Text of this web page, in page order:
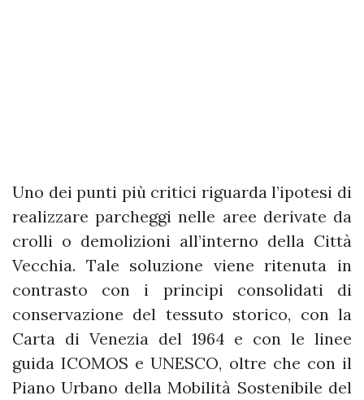
Uno dei punti più critici riguarda l’ipotesi di
realizzare parcheggi nelle aree derivate da
crolli o demolizioni all’interno della Città
Vecchia. Tale soluzione viene ritenuta in
contrasto con i principi consolidati di
conservazione del tessuto storico, con la
Carta di Venezia del 1964 e con le linee
guida ICOMOS e UNESCO, oltre che con il
Piano Urbano della Mobilità Sostenibile del